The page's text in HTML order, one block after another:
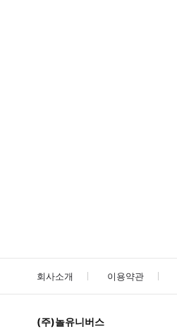
회사소개 이용약관
(주)놀유니버스